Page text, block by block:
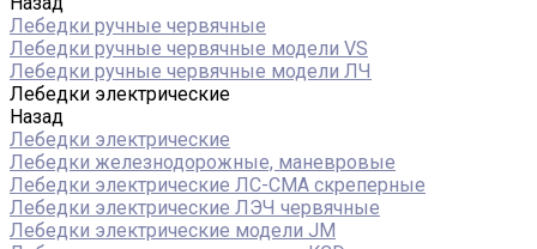
Лебедки ручные червячные
Лебедки ручные червячные модели VS
Лебедки ручные червячные модели ЛЧ
Лебедки электрические
Назад
Лебедки электрические
Лебедки железнодорожные, маневровые
Лебедки электрические ЛС-СМА скреперные
Лебедки электрические ЛЭЧ червячные
Лебедки электрические модели JM